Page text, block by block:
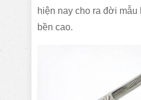
hiện nay cho ra đời mẫu
bền cao.